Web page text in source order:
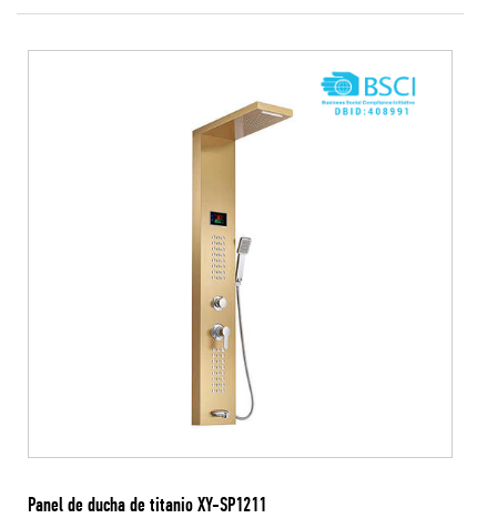
Panel de ducha de titanio XY-SP1211